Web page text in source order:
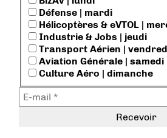
Défense | mardi
Hélicoptères & eVTOL |
Industrie & Jobs | jeudi
Transport Aérien |
Aviation Générale | samedi
Culture Aéro | dimanche